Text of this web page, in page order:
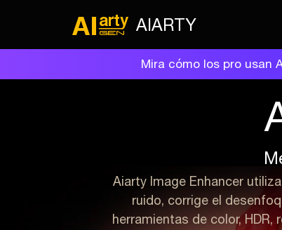
AIARTY
Mira cómo los pro usan
Aiarty Image Enhancer
ruido, corrige el
herramientas de color,